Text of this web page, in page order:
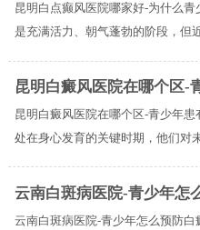
昆明白点癫风医院哪家好-为什么
是充满活力、朝气蓬勃的阶段，但
昆明白癜风医院在哪个区-
昆明白癜风医院在哪个区-青少年
处在身心发育的关键时期，他们对未
云南白斑病医院-青少年怎
云南白斑病医院-青少年怎么预防